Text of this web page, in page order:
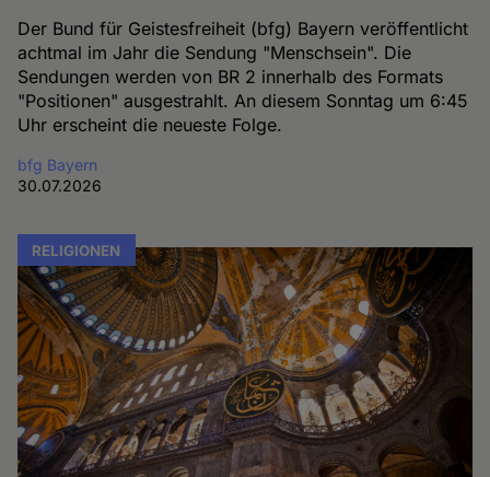
Der Bund für Geistesfreiheit (bfg) Bayern veröffentlicht
achtmal im Jahr die Sendung "Menschsein". Die
Sendungen werden von BR 2 innerhalb des Formats
"Positionen" ausgestrahlt. An diesem Sonntag um 6:45
Uhr erscheint die neueste Folge.
bfg Bayern
30.07.2026
RELIGIONEN